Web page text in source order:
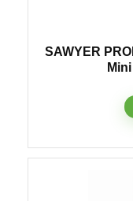
SAWYER